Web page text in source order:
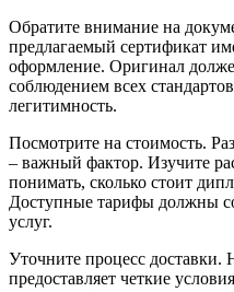
Обратите внимание на
предлагаемый сертификат
оформление. Оригинал
соблюдением всех
легитимность.
Посмотрите на стоимость.
– важный фактор. Изучите
понимать, сколько стоит
Доступные тарифы должны
услуг.
Уточните процесс доставки.
предоставляет четкие